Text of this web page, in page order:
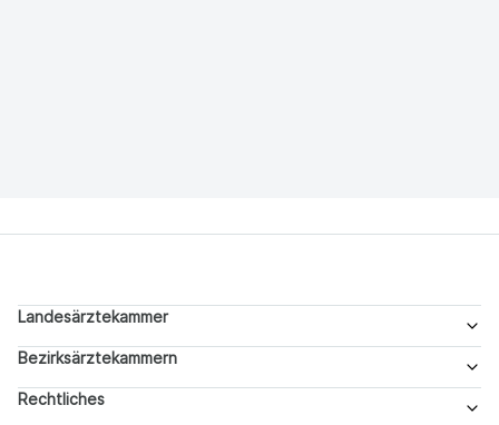
Landesärztekammer
Bezirksärztekammern
Rechtliches